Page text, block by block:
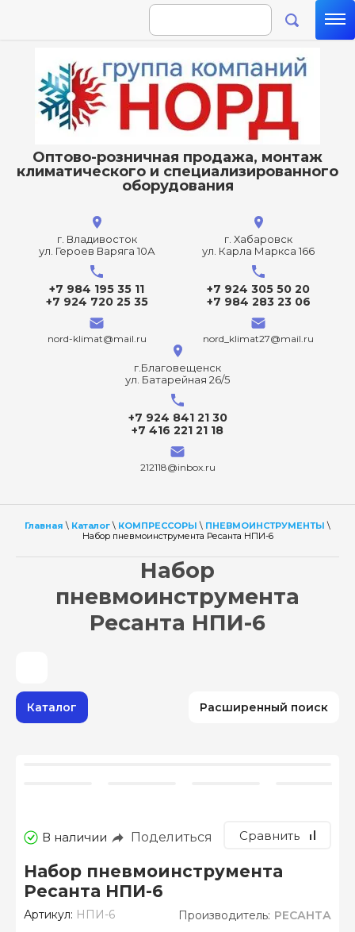
Оптово-розничная продажа, монтаж
климатического и специализированного
оборудования
г. Владивосток
ул. Героев Варяга 10А
+7 984 195 35 11
+7 924 720 25 35
nord-klimat@mail.ru
г. Хабаровск
ул. Карла Маркса 166
+7 924 305 50 20
+7 984 283 23 06
nord_klimat27@mail.ru
г.Благовещенск
ул. Батарейная 26/5
+7 924 841 21 30
+7 416 221 21 18
212118@inbox.ru
Главная \ Каталог \ КОМПРЕССОРЫ \ ПНЕВМОИНСТРУМЕНТЫ \
Набор пневмоинструмента Ресанта НПИ-6
Набор
пневмоинструмента
Ресанта НПИ-6
Каталог Расширенный поиск
В наличии Поделиться Сравнить
Набор пневмоинструмента
Ресанта НПИ-6
Артикул: НПИ-6 Производитель: РЕСАНТА